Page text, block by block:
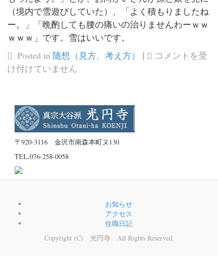
（境内で雪遊びしていた）、「よく積もりましたね
ー。」「晩酌しても腰の痛いの治りませんわーｗｗ
ｗｗｗ」です。雪はいいです。
Posted in 随想（見方、考え方） |
大
コメントを受
け付けていません
〒920-3116 金沢市南森本町ヌ130
TEL.076-258-0058
お知らせ
アクセス
住職日記
Copyright (C) 光円寺 All Rights Reserved.